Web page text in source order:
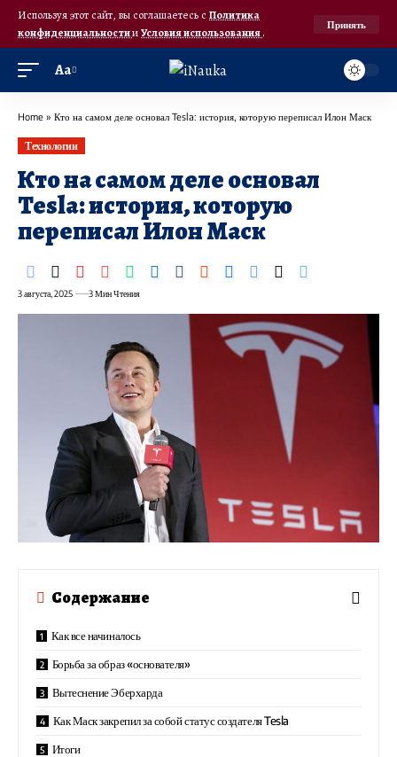
Используя этот сайт, вы соглашаетесь с Политика
конфиденциальностииУсловия использования.
Принять
Аа
Home » Кто на самом деле основал Tesla: история, которую переписал Илон Маск
Технологии
Кто на самом деле основал
Tesla: история, которую
переписал Илон Маск
3 августа, 2025 3 Мин Чтения
Содержание
Как все начиналось
Борьба за образ «основателя»
Вытеснение Эберхарда
Как Маск закрепил за собой статус создателя Tesla
Итоги